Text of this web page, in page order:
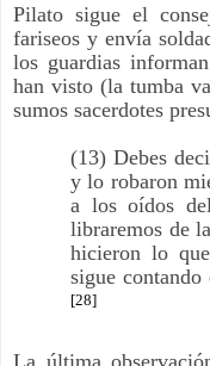
Pilato sigue el
fariseos y envía
los guardias
han visto (la tumba
sumos sacerdotes
(13) Debes
y lo robaron
a los oídos
libraremos de
hicieron lo
sigue
[28]
La última